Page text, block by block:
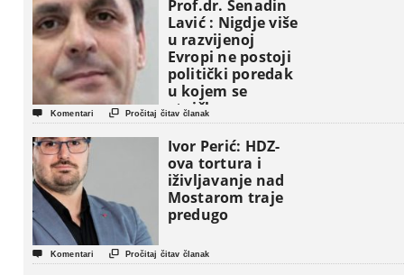
Prof.dr. Senadin
Lavić : Nigdje više
u razvijenoj
Evropi ne postoji
politički poredak
u kojem se
etničke grupe
pojavljuju kao
osnovne
političke jedinice
 Komentari  Pročitaj čitav članak
Ivor Perić: HDZ-
ova tortura i
iživljavanje nad
Mostarom traje
predugo
 Komentari  Pročitaj čitav članak